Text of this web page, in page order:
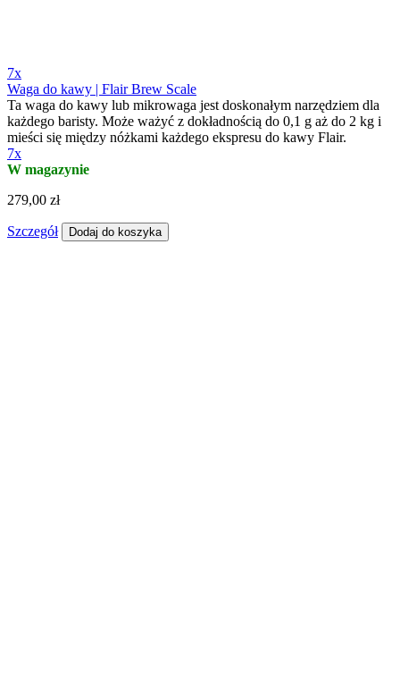
7x
Waga do kawy | Flair Brew Scale
Ta waga do kawy lub mikrowaga jest doskonałym narzędziem dla
każdego baristy. Może ważyć z dokładnością do 0,1 g aż do 2 kg i
mieści się między nóżkami każdego ekspresu do kawy Flair.
7x
W magazynie
279,00 zł
Szczegół Dodaj do koszyka